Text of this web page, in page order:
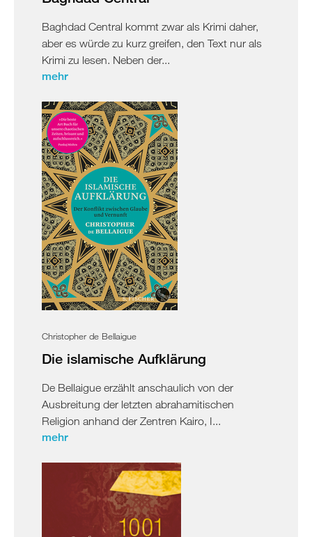
Baghdad Central kommt zwar als Krimi daher,
aber es würde zu kurz greifen, den Text nur als
Krimi zu lesen. Neben der...
mehr
Christopher de Bellaigue
Die islamische Aufklärung
De Bellaigue erzählt anschaulich von der
Ausbreitung der letzten abrahamitischen
Religion anhand der Zentren Kairo, I...
mehr